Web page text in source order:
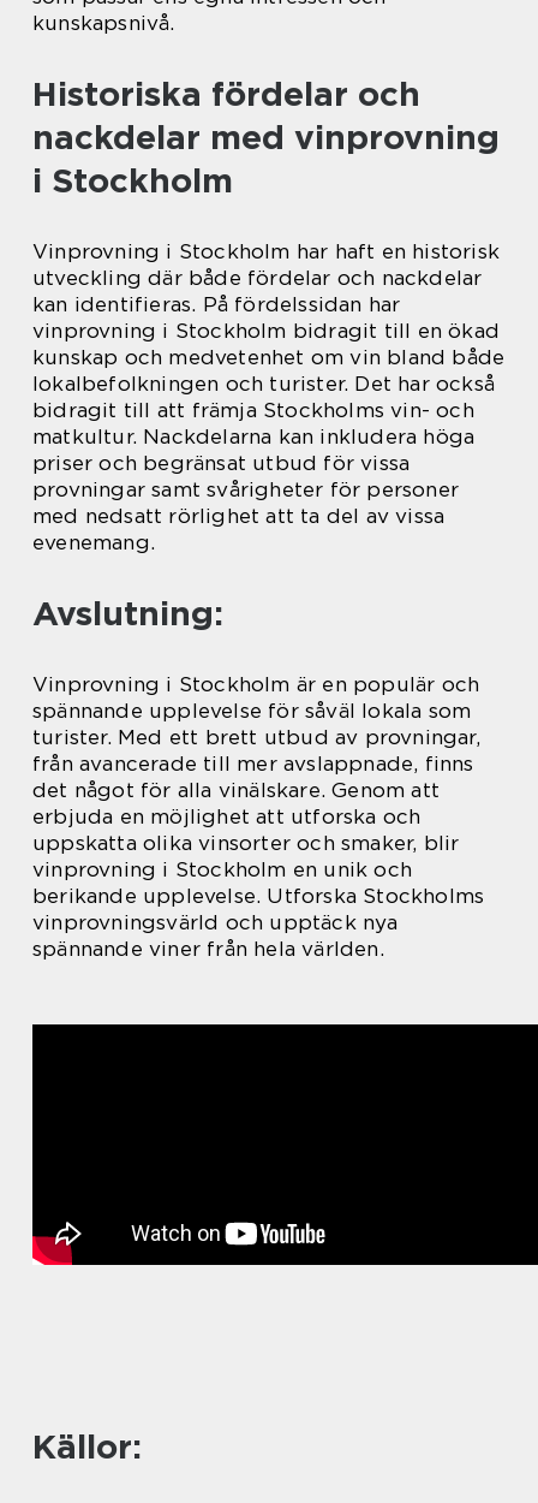
kunskapsnivå.
Historiska fördelar och
nackdelar med vinprovning
i Stockholm
Vinprovning i Stockholm har haft en historisk
utveckling där både fördelar och nackdelar
kan identifieras. På fördelssidan har
vinprovning i Stockholm bidragit till en ökad
kunskap och medvetenhet om vin bland både
lokalbefolkningen och turister. Det har också
bidragit till att främja Stockholms vin- och
matkultur. Nackdelarna kan inkludera höga
priser och begränsat utbud för vissa
provningar samt svårigheter för personer
med nedsatt rörlighet att ta del av vissa
evenemang.
Avslutning:
Vinprovning i Stockholm är en populär och
spännande upplevelse för såväl lokala som
turister. Med ett brett utbud av provningar,
från avancerade till mer avslappnade, finns
det något för alla vinälskare. Genom att
erbjuda en möjlighet att utforska och
uppskatta olika vinsorter och smaker, blir
vinprovning i Stockholm en unik och
berikande upplevelse. Utforska Stockholms
vinprovningsvärld och upptäck nya
spännande viner från hela världen.
Källor: